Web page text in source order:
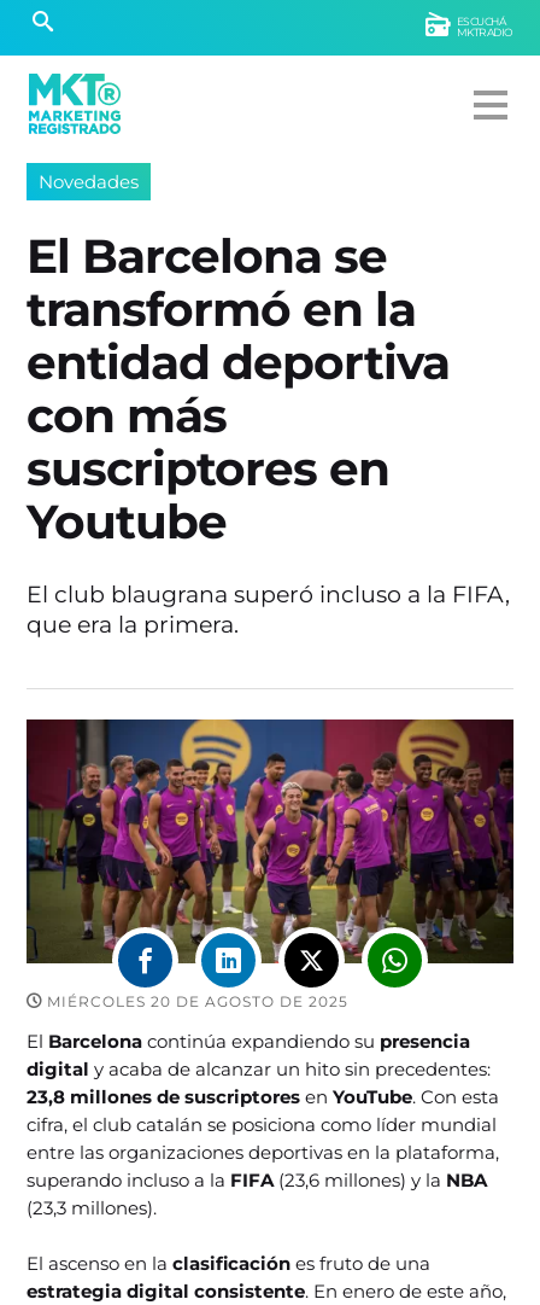
ESCUCHÁ
MKTRADIO
Novedades
El Barcelona se
transformó en la
entidad deportiva
con más
suscriptores en
Youtube
El club blaugrana superó incluso a la FIFA,
que era la primera.
MIÉRCOLES 20 DE AGOSTO DE 2025
El Barcelona continúa expandiendo su presencia
digital y acaba de alcanzar un hito sin precedentes:
23,8 millones de suscriptores enYouTube. Con esta
cifra, el club catalán se posiciona como líder mundial
entre las organizaciones deportivas en la plataforma,
superando incluso a la FIFA (23,6 millones) y la NBA
(23,3 millones).
El ascenso en laclasificación es fruto de una
estrategia digital consistente. En enero de este año,